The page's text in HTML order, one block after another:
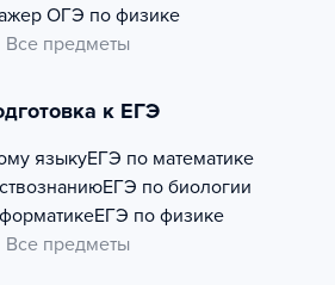
ОГЭ по физике
Все предметы
к ЕГЭ
языкуЕГЭ по математике
ЕГЭ по биологии
ЕГЭ по физике
Все предметы